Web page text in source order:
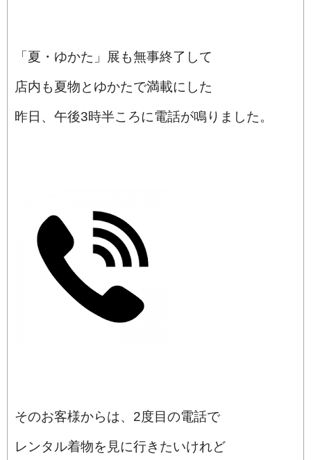
「夏・ゆかた」展も無事終了して
店内も夏物とゆかたで満載にした
昨日、午後3時半ころに電話が鳴りました。
そのお客様からは、2度目の電話で
レンタル着物を見に行きたいけれど